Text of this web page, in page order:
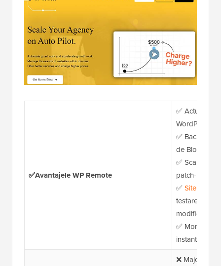
✅Avantajele WP Remote
✅ Actualizări
WordPress,
✅ Backup-
de BlogVault
✅ Scanare
patch-uri
✅Site de
testarea
modificărilor
✅
instantanee
❌